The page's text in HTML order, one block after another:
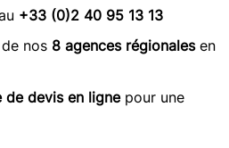
+33 (0)2 40 95 13 13
de nos 8 agences régionalesen
de devis en lignepour une